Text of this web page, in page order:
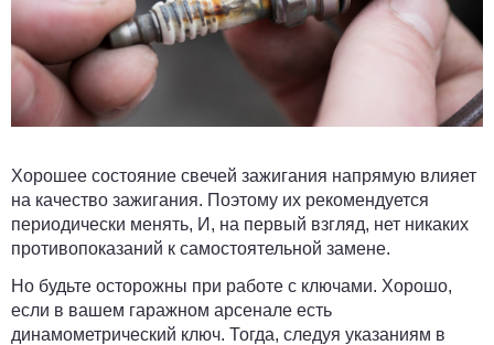
Хорошее состояние свечей зажигания напрямую влияет
на качество зажигания. Поэтому их рекомендуется
периодически менять, И, на первый взгляд, нет никаких
противопоказаний к самостоятельной замене.
Но будьте осторожны при работе с ключами. Хорошо,
если в вашем гаражном арсенале есть
динамометрический ключ. Тогда, следуя указаниям в